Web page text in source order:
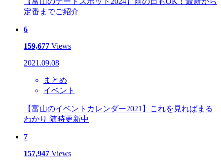
定番までご紹介
6
159,677 Views
2021.09.08
まとめ
イベント
【富山のイベントカレンダー2021】これを見ればまる
わかり 随時更新中
7
157,947 Views